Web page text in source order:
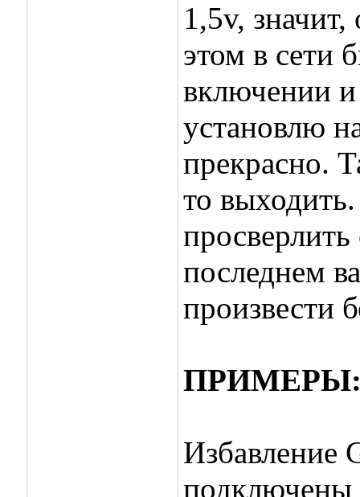
1,5v,
этом в сети
включении
установлю
прекрасно.
то
последнем
произвести
Избавление
подключены